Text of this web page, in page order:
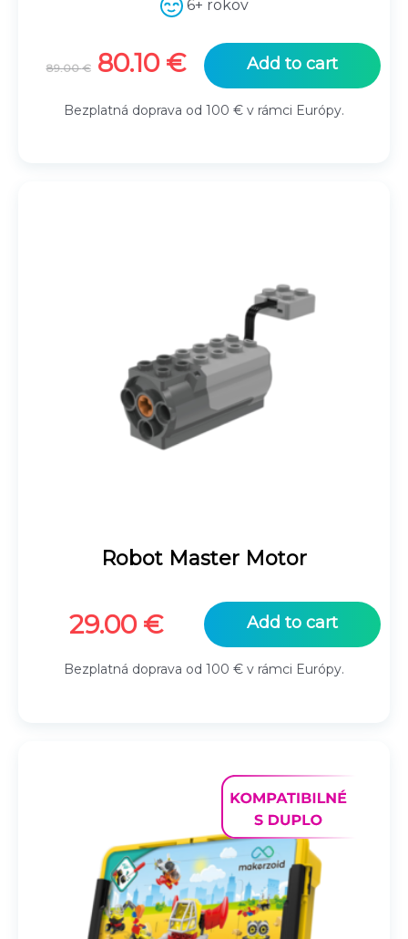
6+ rokov
89.00€ Original
price
was:
89.00 €.
80.10 €Current
price
is:
Add to cart
Bezplatná doprava od 100 € v rámci Európy.
Robot Master Motor
29.00 € Add to cart
Bezplatná doprava od 100 € v rámci Európy.